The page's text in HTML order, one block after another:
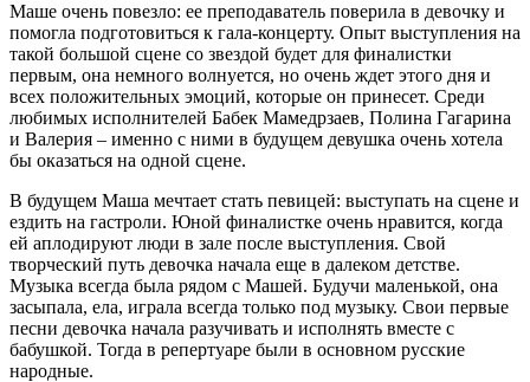
Маше очень повезло: ее преподаватель поверила в девочку и
помогла подготовиться к гала-концерту. Опыт выступления на
такой большой сцене со звездой будет для финалистки
первым, она немного волнуется, но очень ждет этого дня и
всех положительных эмоций, которые он принесет. Среди
любимых исполнителей Бабек Мамедрзаев, Полина Гагарина
и Валерия – именно с ними в будущем девушка очень хотела
бы оказаться на одной сцене.
В будущем Маша мечтает стать певицей: выступать на сцене и
ездить на гастроли. Юной финалистке очень нравится, когда
ей аплодируют люди в зале после выступления. Свой
творческий путь девочка начала еще в далеком детстве.
Музыка всегда была рядом с Машей. Будучи маленькой, она
засыпала, ела, играла всегда только под музыку. Свои первые
песни девочка начала разучивать и исполнять вместе с
бабушкой. Тогда в репертуаре были в основном русские
народные.